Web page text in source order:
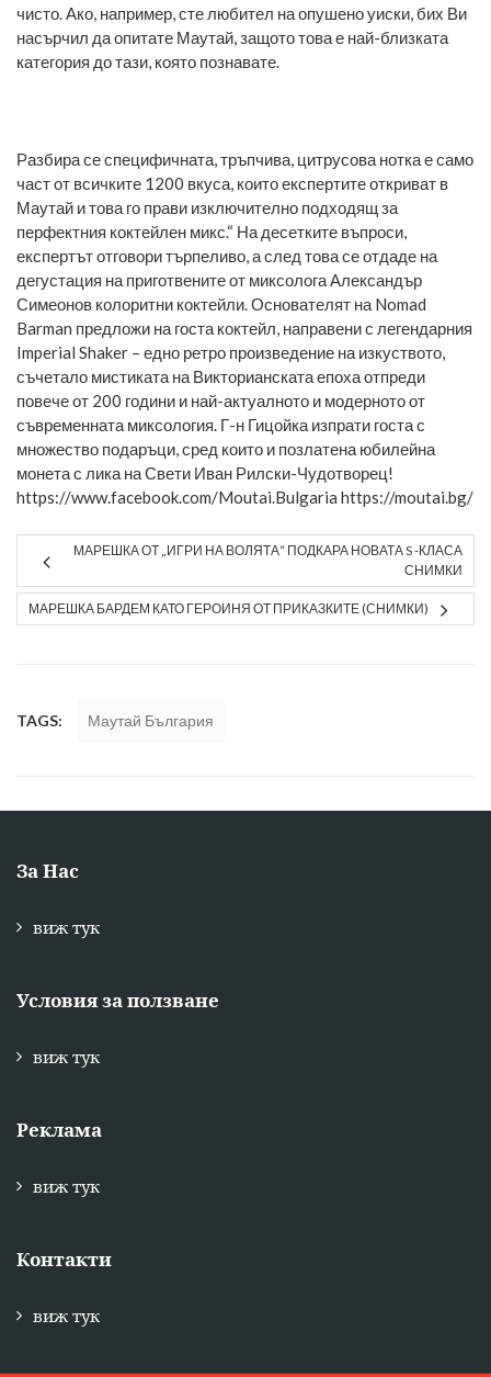
чисто. Ако, например, сте любител на опушено уиски, бих Ви
насърчил да опитате Маутай, защото това е най-близката
категория до тази, която познавате.
Разбира се специфичната, тръпчива, цитрусова нотка е само
част от всичките 1200 вкуса, които експертите откриват в
Маутай и това го прави изключително подходящ за
перфектния коктейлен микс.“ На десетките въпроси,
експертът отговори търпеливо, а след това се отдаде на
дегустация на приготвените от миксолога Александър
Симеонов колоритни коктейли. Основателят на Nomad
Barman предложи на госта коктейл, направени с легендарния
Imperial Shaker – едно ретро произведение на изкуството,
съчетало мистиката на Викторианската епоха отпреди
повече от 200 години и най-актуалното и модерното от
съвременната миксология. Г-н Гицойка изпрати госта с
множество подаръци, сред които и позлатена юбилейна
монета с лика на Свети Иван Рилски-Чудотворец!
https://www.facebook.com/Moutai.Bulgaria https://moutai.bg/
МАРЕШКА ОТ „ИГРИ НА ВОЛЯТА“ ПОДКАРА НОВАТА S -КЛАСА
СНИМКИ
МАРЕШКА БАРДЕМ КАТО ГЕРОИНЯ ОТ ПРИКАЗКИТЕ (СНИМКИ)
TAGS: Маутай България
За Нас
виж тук
Условия за ползване
виж тук
Реклама
виж тук
Контакти
виж тук